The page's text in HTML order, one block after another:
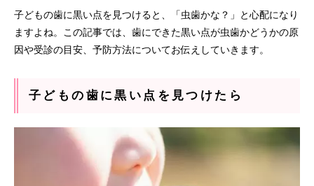
子どもの歯に黒い点を見つけると、「虫歯かな？」と心配になり
ますよね。この記事では、歯にできた黒い点が虫歯かどうかの原
因や受診の目安、予防方法についてお伝えしていきます。
子どもの歯に黒い点を見つけたら